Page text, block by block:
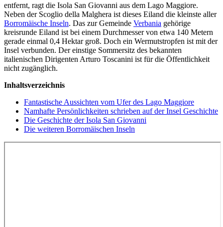
entfernt, ragt die Isola San Giovanni aus dem Lago Maggiore.
Neben der Scoglio della Malghera ist dieses Eiland die kleinste aller
Borromäische Inseln. Das zur Gemeinde Verbania gehörige
kreisrunde Eiland ist bei einem Durchmesser von etwa 140 Metern
gerade einmal 0,4 Hektar groß. Doch ein Wermutstropfen ist mit der
Insel verbunden. Der einstige Sommersitz des bekannten
italienischen Dirigenten Arturo Toscanini ist für die Öffentlichkeit
nicht zugänglich.
Inhaltsverzeichnis
Fantastische Aussichten vom Ufer des Lago Maggiore
Namhafte Persönlichkeiten schrieben auf der Insel Geschichte
Die Geschichte der Isola San Giovanni
Die weiteren Borromäischen Inseln